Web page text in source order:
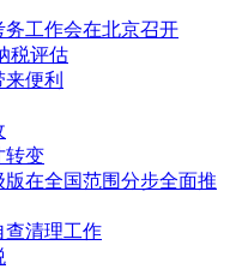
务工作会在北京召开
税评估
便利
转变
在全国范围分步全面推
查清理工作